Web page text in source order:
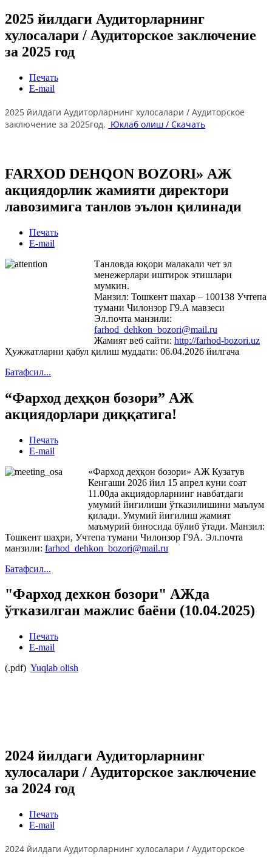
2025 йилдаги Аудиторларнинг
хулосалари / Аудиторское заключение
за 2025 год
Печать
E-mail
2025 йилдаги Аудиторларнинг хулосалари / Аудиторское
заключение за 2025год. Юклаб олиш / Скачать
FARXOD DEHQON BOZORI» АЖ
акциядорлик жамияти директори
лавозимига танлов эълон қилинади
Печать
E-mail
Танловда юқори малакали чет эл
менежерлари иштирок этишлари
мумкин.
Манзил: Тошкент шахар – 100138 Учтепа
тумани Чилонзор Г9.А мавзеси
Эл.почта манзили:
farhod_dehkon_bozori@mail.ru
Жамият веб сайти: http://farhod-bozori.uz
Ҳужжатларни қабул қилиш муддати: 06.04.2026 йилгача
Батафсил...
“Фарход деҳқон бозори” АЖ
акциядорлари диққатига!
Печать
E-mail
«Фарход деҳқон бозори» АЖ Кузатув
Кенгаши 2026 йил 15 апрел куни соат
11.00да акциядорларнинг навбатдаги
умумий йиғилиши ўтказилишини маълум
қилади. Умумий йиғилиш жамият
маъмурий биносида бўлиб ўтади. Манзил:
Тошкент шаҳри, Учтепа тумани Чилонзор Г9А. Эл.почта
манзили: farhod_dehkon_bozori@mail.ru
Батафсил...
"Фарход дехкон бозори" АЖда
ўтказилган мажлис баёни (10.04.2025)
Печать
E-mail
(.pdf) Yuqlab olish
2024 йилдаги Аудиторларнинг
хулосалари / Аудиторское заключение
за 2024 год
Печать
E-mail
2024 йилдаги Аудиторларнинг хулосалари / Аудиторское